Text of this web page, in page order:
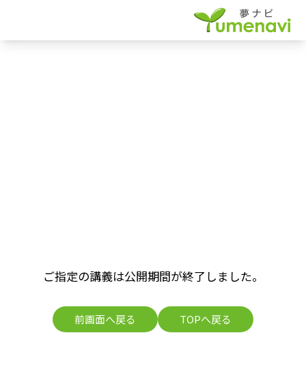
ご指定の講義は公開期間が終了しました。
前画面へ戻る TOPへ戻る